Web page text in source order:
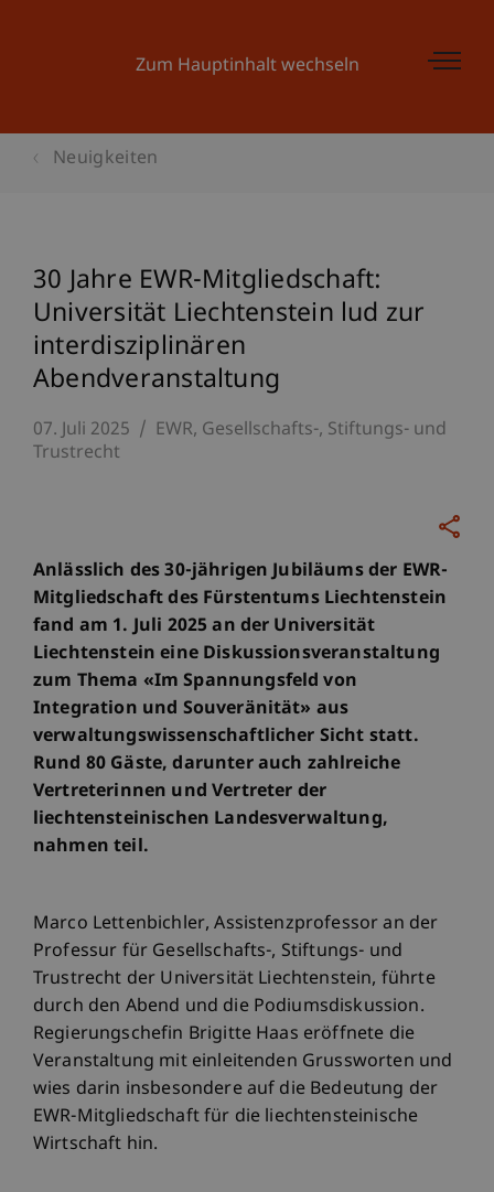
Zum Hauptinhalt wechseln
Neuigkeiten
30 Jahre EWR-Mitgliedschaft:
Universität Liechtenstein lud zur
interdisziplinären
Abendveranstaltung
07. Juli 2025 EWR Gesellschafts-, Stiftungs- und
Trustrecht
Anlässlich des 30-jährigen Jubiläums der EWR-
Mitgliedschaft des Fürstentums Liechtenstein
fand am 1. Juli 2025 an der Universität
Liechtenstein eine Diskussionsveranstaltung
zum Thema «Im Spannungsfeld von
Integration und Souveränität» aus
verwaltungswissenschaftlicher Sicht statt.
Rund 80 Gäste, darunter auch zahlreiche
Vertreterinnen und Vertreter der
liechtensteinischen Landesverwaltung,
nahmen teil.
Marco Lettenbichler, Assistenzprofessor an der
Professur für Gesellschafts-, Stiftungs- und
Trustrecht der Universität Liechtenstein, führte
durch den Abend und die Podiumsdiskussion.
Regierungschefin Brigitte Haas eröffnete die
Veranstaltung mit einleitenden Grussworten und
wies darin insbesondere auf die Bedeutung der
EWR-Mitgliedschaft für die liechtensteinische
Wirtschaft hin.